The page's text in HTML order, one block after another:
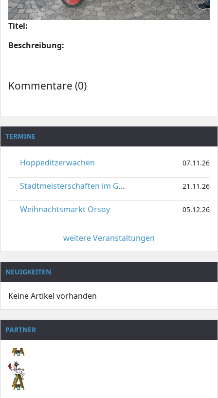
Titel:
Beschreibung:
Kommentare (0)
TERMINE
Hoppeditzerwachen 07.11.26
Stadtmeisterschaften im Gardetanz 21.11.26
Weihnachtsmarkt Orsoy 05.12.26
weitere Veranstaltungen
NEUIGKEITEN
Keine Artikel vorhanden
PARTNER